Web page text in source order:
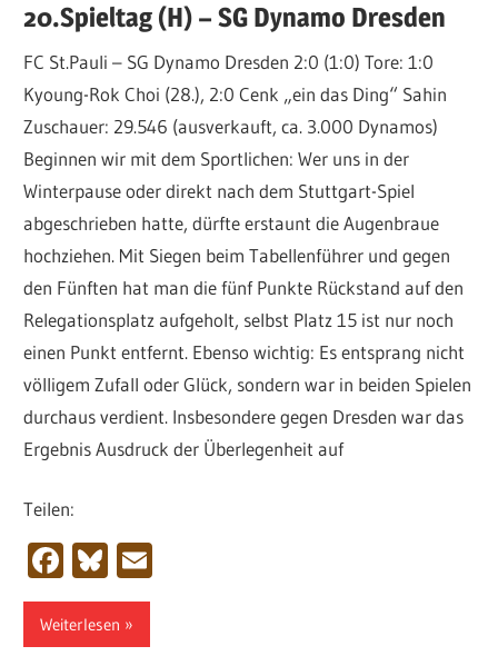
20.Spieltag (H) – SG Dynamo Dresden
FC St.Pauli – SG Dynamo Dresden 2:0 (1:0) Tore: 1:0
Kyoung-Rok Choi (28.), 2:0 Cenk „ein das Ding“ Sahin
Zuschauer: 29.546 (ausverkauft, ca. 3.000 Dynamos)
Beginnen wir mit dem Sportlichen: Wer uns in der
Winterpause oder direkt nach dem Stuttgart-Spiel
abgeschrieben hatte, dürfte erstaunt die Augenbraue
hochziehen. Mit Siegen beim Tabellenführer und gegen
den Fünften hat man die fünf Punkte Rückstand auf den
Relegationsplatz aufgeholt, selbst Platz 15 ist nur noch
einen Punkt entfernt. Ebenso wichtig: Es entsprang nicht
völligem Zufall oder Glück, sondern war in beiden Spielen
durchaus verdient. Insbesondere gegen Dresden war das
Ergebnis Ausdruck der Überlegenheit auf
Teilen:
Facebook
Bluesky
Weiterlesen